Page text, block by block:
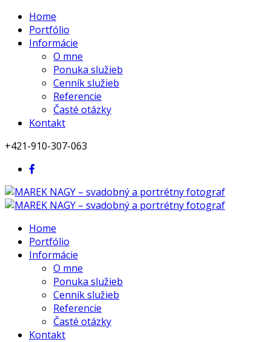
Home
Portfólio
Informácie
O mne
Ponuka služieb
Cenník služieb
Referencie
Časté otázky
Kontakt
+421-910-307-063
Home
Portfólio
Informácie
O mne
Ponuka služieb
Cenník služieb
Referencie
Časté otázky
Kontakt